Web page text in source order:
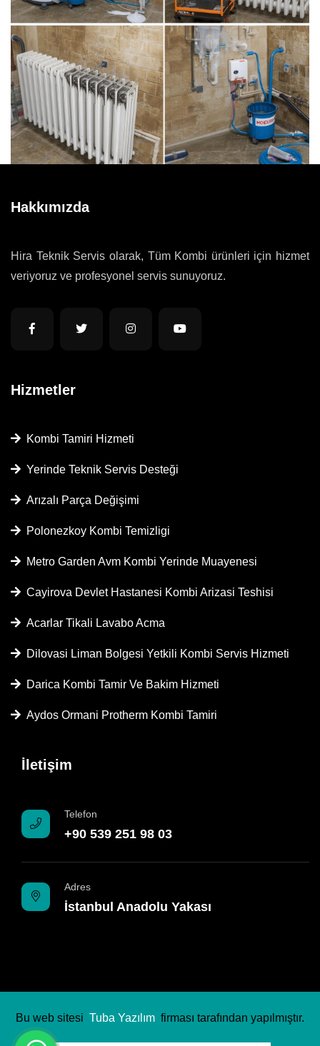
Hakkımızda
Hira Teknik Servis olarak, Tüm Kombi ürünleri için hizmet
veriyoruz ve profesyonel servis sunuyoruz.
Hizmetler
Kombi Tamiri Hizmeti
Yerinde Teknik Servis Desteği
Arızalı Parça Değişimi
Polonezkoy Kombi Temizligi
Metro Garden Avm Kombi Yerinde Muayenesi
Cayirova Devlet Hastanesi Kombi Arizasi Teshisi
Acarlar Tikali Lavabo Acma
Dilovasi Liman Bolgesi Yetkili Kombi Servis Hizmeti
Darica Kombi Tamir Ve Bakim Hizmeti
Aydos Ormani Protherm Kombi Tamiri
İletişim
Telefon
+90 539 251 98 03
Adres
İstanbul Anadolu Yakası
Bu web sitesi Tuba Yazılım firması tarafından yapılmıştır.